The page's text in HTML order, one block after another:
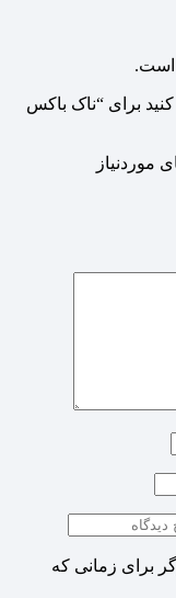
است.
برای “ناک باکس
موردنیاز
برای زمانی که